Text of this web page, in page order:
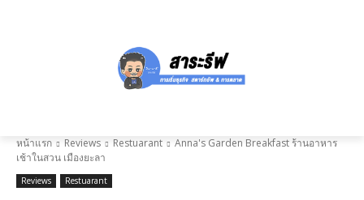
หน้าแรก Reviews Restuarant
Anna's Garden Breakfast ร้านอาหาร
เช้าในสวน เมืองยะลา
Reviews Restuarant